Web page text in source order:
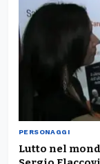
PERSONAGGI
Lutto nel